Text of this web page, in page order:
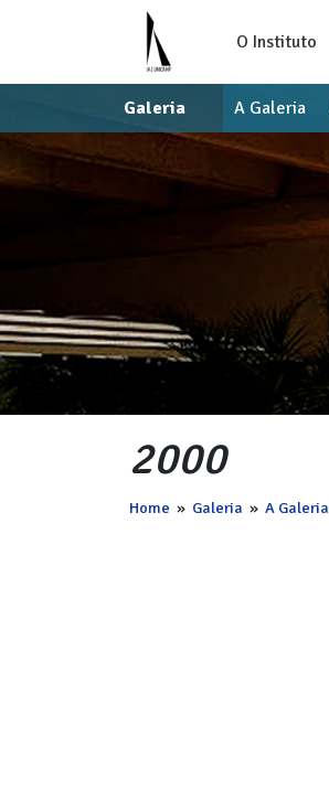
O Instituto
Galeria A Galeria
2000
Home » Galeria » A Galeria